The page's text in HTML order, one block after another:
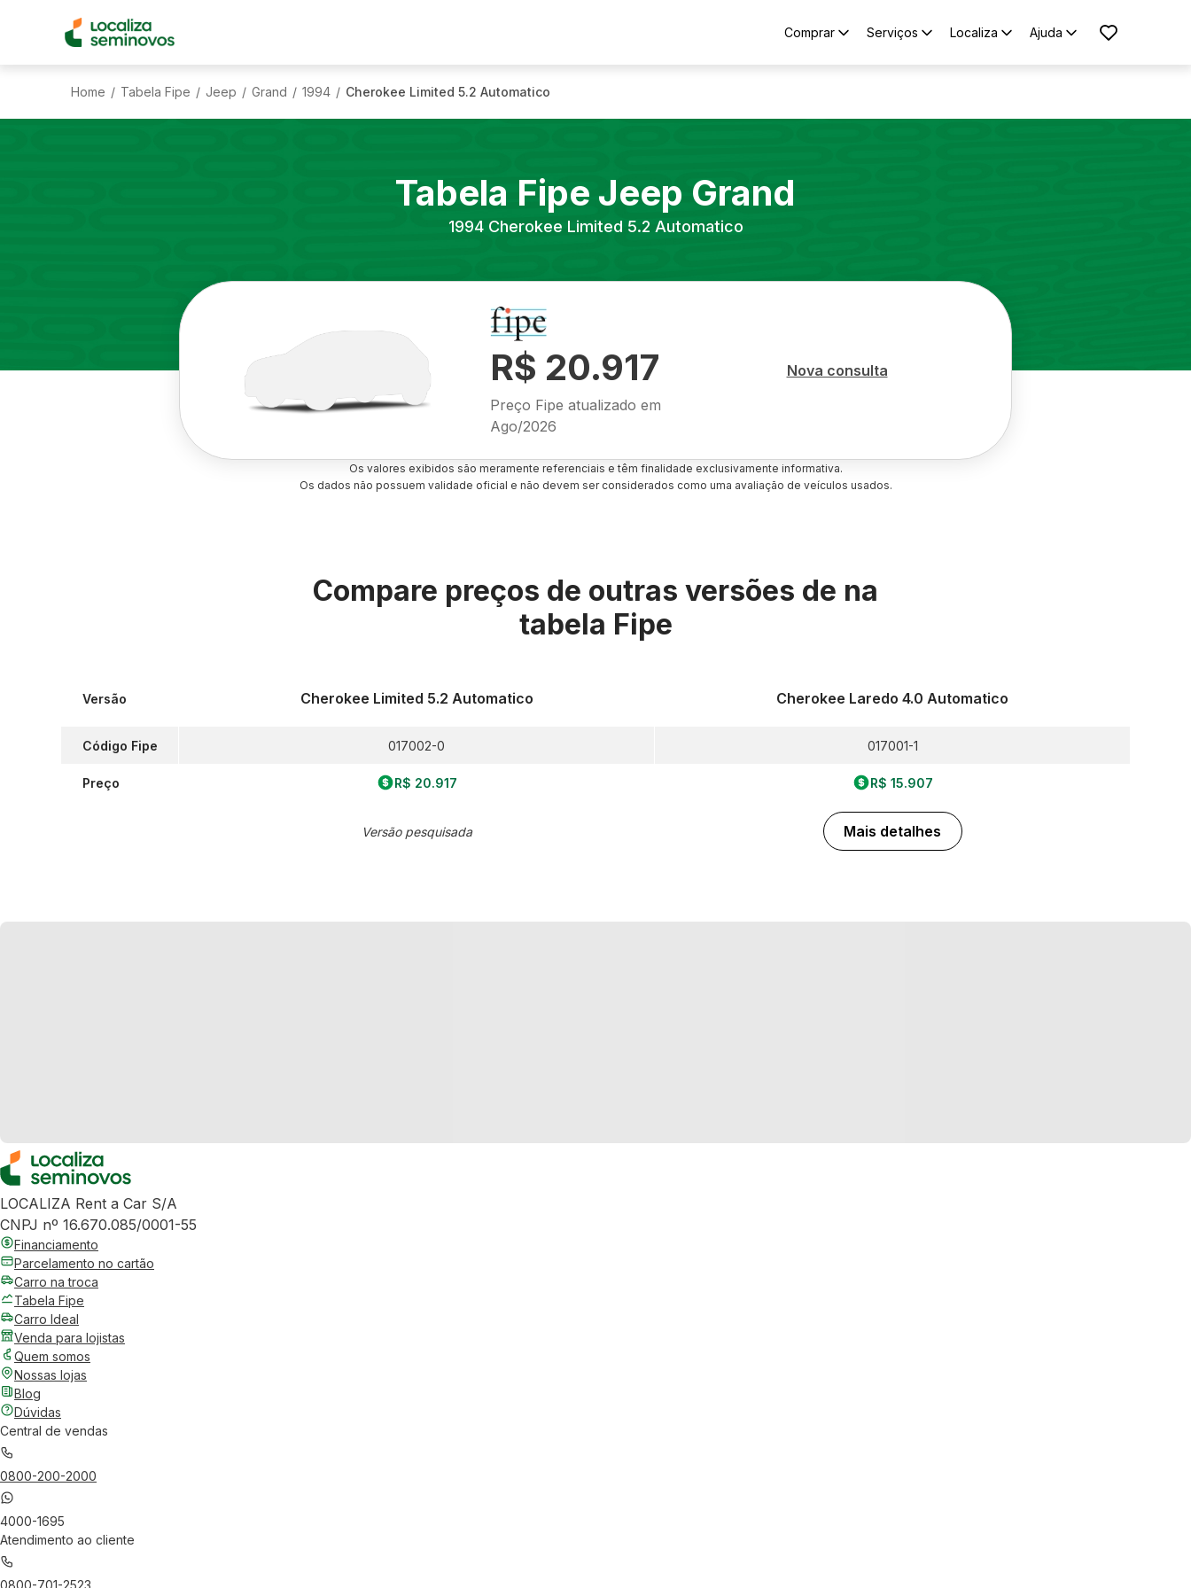
Comprar Serviços Localiza Ajuda
Home / Tabela Fipe / Jeep / Grand / 1994 / Cherokee Limited 5.2 Automatico
Tabela Fipe Jeep Grand
1994 Cherokee Limited 5.2 Automatico
R$ 20.917
Preço Fipe atualizado em
Ago/2026
Nova consulta
Os valores exibidos são meramente referenciais e têm finalidade exclusivamente informativa.
Os dados não possuem validade oficial e não devem ser considerados como uma avaliação de veículos usados.
Compare preços de outras versões de na
tabela Fipe
Versão
Código Fipe
Preço
Cherokee Limited 5.2 Automatico
017002-0
R$ 20.917
Versão pesquisada
Cherokee Laredo 4.0 Automatico
017001-1
R$ 15.907
Mais detalhes
LOCALIZA Rent a Car S/A
CNPJ nº 16.670.085/0001-55
Financiamento
Parcelamento no cartão
Carro na troca
Tabela Fipe
Carro Ideal
Venda para lojistas
Quem somos
Nossas lojas
Blog
Dúvidas
Central de vendas
0800-200-2000
4000-1695
Atendimento ao cliente
0800-701-2523